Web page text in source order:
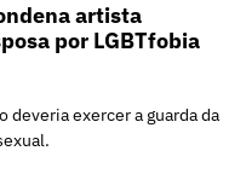
artista
por LGBTfobia
deveria exercer a guarda da